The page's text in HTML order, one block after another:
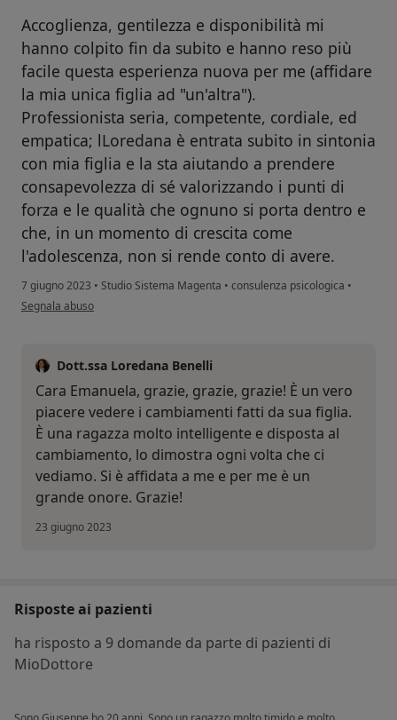
Accoglienza, gentilezza e disponibilità mi
hanno colpito fin da subito e hanno reso più
facile questa esperienza nuova per me (affidare
la mia unica figlia ad "un'altra").
Professionista seria, competente, cordiale, ed
empatica; lLoredana è entrata subito in sintonia
con mia figlia e la sta aiutando a prendere
consapevolezza di sé valorizzando i punti di
forza e le qualità che ognuno si porta dentro e
che, in un momento di crescita come
l'adolescenza, non si rende conto di avere.
7 giugno 2023 • Studio Sistema Magenta • consulenza psicologica •
secondo l'opinione dell'utente Emanuela
Segnala abuso
Dott.ssa Loredana Benelli
Cara Emanuela, grazie, grazie, grazie! È un vero
piacere vedere i cambiamenti fatti da sua figlia.
È una ragazza molto intelligente e disposta al
cambiamento, lo dimostra ogni volta che ci
vediamo. Si è affidata a me e per me è un
grande onore. Grazie!
23 giugno 2023
Risposte ai pazienti
ha risposto a 9 domande da parte di pazienti di
MioDottore